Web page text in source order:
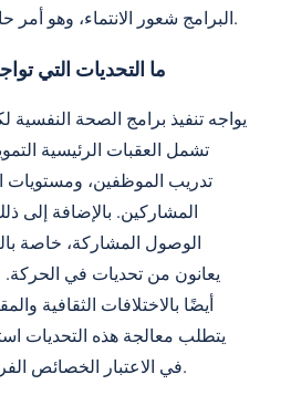
البرامج شعور الانتماء، وهو أمر حاسم للرفاهية العاطفية.
ما التحديات التي
يواجه تنفيذ برامج الصحة النفسية
تشمل العقبات الرئيسية
تدريب الموظفين، ومستويات
المشاركين. بالإضافة إلى
الوصول المشاركة، خاصة
يعانون من تحديات في الحركة.
أيضًا بالاختلافات الثقافية
يتطلب معالجة هذه التحديات
في الاعتبار الخصائص الفريدة للسكان كبار السن.